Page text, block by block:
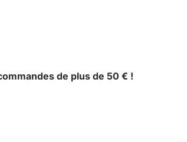
de plus de 50 € !